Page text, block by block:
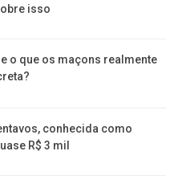
isso
o que os maçons realmente
conhecida como
R$ 3 mil